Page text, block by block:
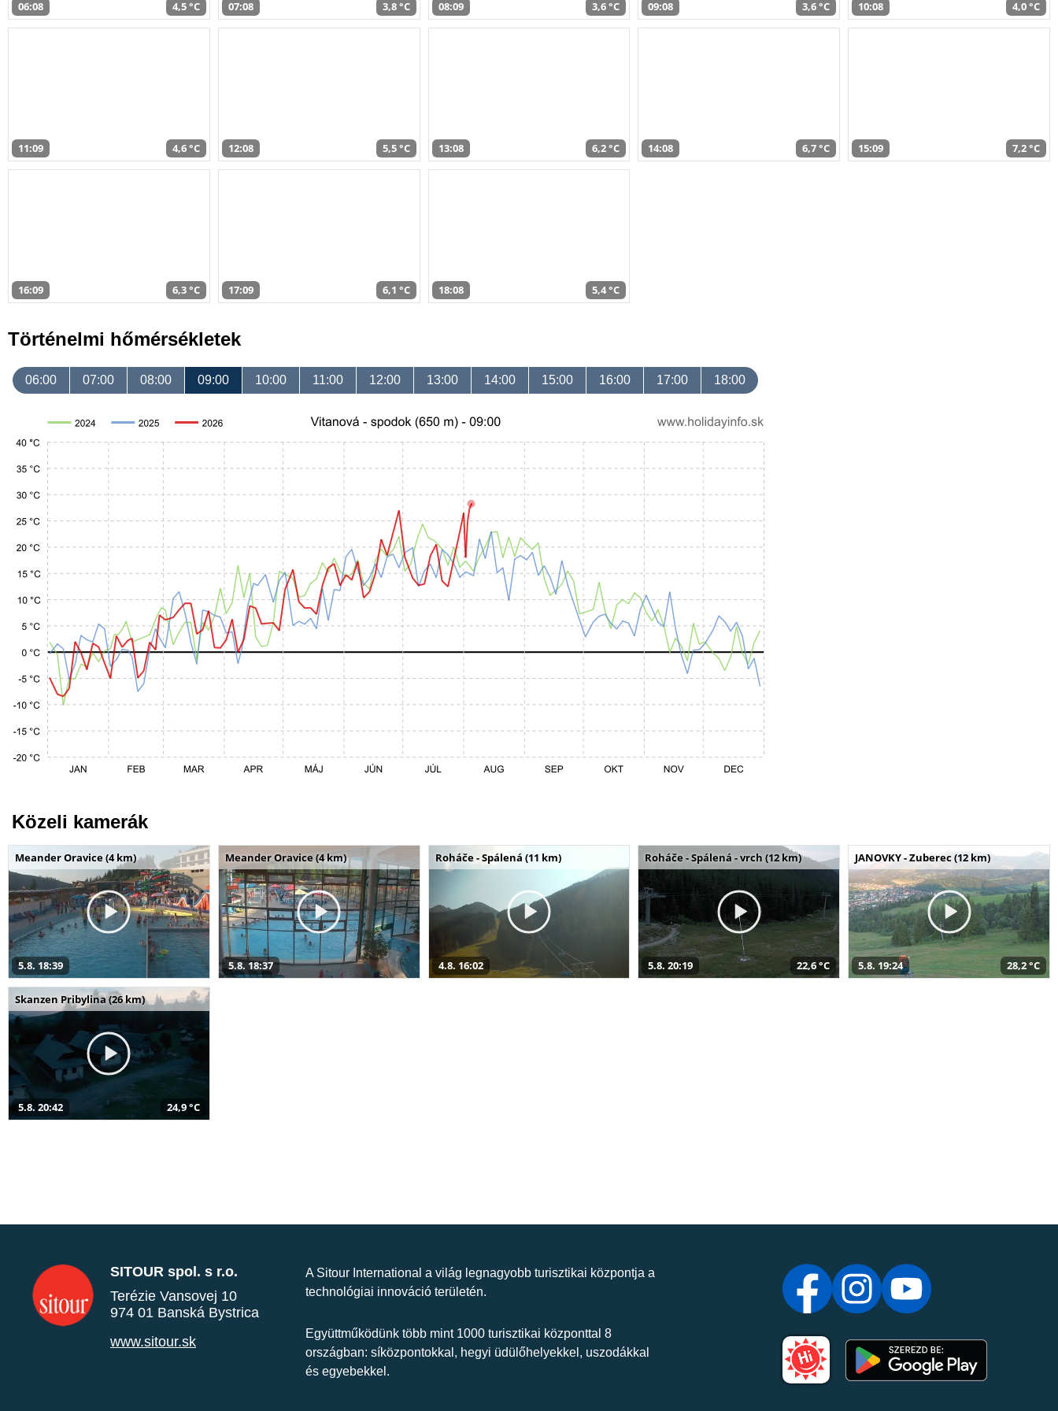
06:08 4,5 °C 07:08 3,8 °C 08:09 3,6 °C 09:08 3,6 °C 10:08 4,0 °C
11:09 4,6 °C 12:08 5,5 °C 13:08 6,2 °C 14:08 6,7 °C 15:09 7,2 °C
16:09 6,3 °C 17:09 6,1 °C 18:08 5,4 °C
Történelmi hőmérsékletek
06:00 07:00 08:00 09:00 10:00 11:00 12:00 13:00 14:00 15:00 16:00 17:00 18:00
Közeli kamerák
Meander Oravice (4 km)
5.8. 18:39
Meander Oravice (4 km)
5.8. 18:37
Roháče - Spálená (11 km)
4.8. 16:02
Roháče - Spálená - vrch (12 km)
5.8. 20:19 22,6 °C
JANOVKY - Zuberec (12 km)
5.8. 19:24 28,2 °C
Skanzen Pribylina (26 km)
5.8. 20:42 24,9 °C
SITOUR spol. s r.o.
Terézie Vansovej 10
974 01 Banská Bystrica
www.sitour.sk
A Sitour International a világ legnagyobb turisztikai központja a
technológiai innováció területén.
Együttműködünk több mint 1000 turisztikai központtal 8
országban: síközpontokkal, hegyi üdülőhelyekkel, uszodákkal
és egyebekkel.